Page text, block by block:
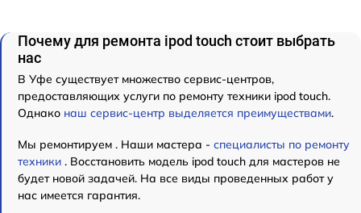
Почему для ремонта ipod touch стоит выбрать
нас
В Уфе существует множество сервис-центров,
предоставляющих услуги по ремонту техники ipod touch.
Однако наш сервис-центр выделяется преимуществами.
Мы ремонтируем . Наши мастера - специалисты по ремонту
техники . Восстановить модель ipod touch для мастеров не
будет новой задачей. На все виды проведенных работ у
нас имеется гарантия.